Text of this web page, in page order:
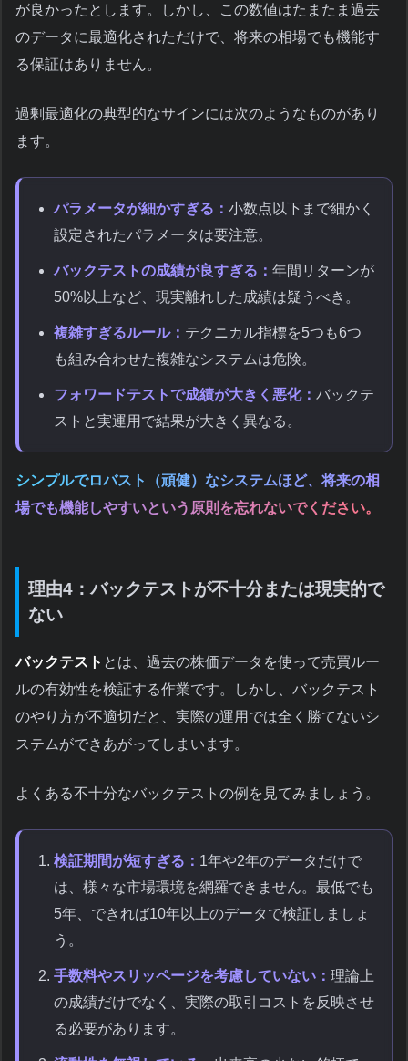
が良かったとします。しかし、この数値はたまたま過去
のデータに最適化されただけで、将来の相場でも機能す
る保証はありません。
過剰最適化の典型的なサインには次のようなものがあり
ます。
パラメータが細かすぎる： 小数点以下まで細かく
設定されたパラメータは要注意。
バックテストの成績が良すぎる： 年間リターンが
50%以上など、現実離れした成績は疑うべき。
複雑すぎるルール： テクニカル指標を5つも6つ
も組み合わせた複雑なシステムは危険。
フォワードテストで成績が大きく悪化： バックテ
ストと実運用で結果が大きく異なる。
シンプルでロバスト（頑健）なシステムほど、将来の相
場でも機能しやすいという原則を忘れないでください。
理由4：バックテストが不十分または現実的で
ない
バックテスト とは、過去の株価データを使って売買ルー
ルの有効性を検証する作業です。しかし、バックテスト
のやり方が不適切だと、実際の運用では全く勝てないシ
ステムができあがってしまいます。
よくある不十分なバックテストの例を見てみましょう。
検証期間が短すぎる： 1年や2年のデータだけで
は、様々な市場環境を網羅できません。最低でも
5年、できれば10年以上のデータで検証しましょ
う。
手数料やスリッページを考慮していない： 理論上
の成績だけでなく、実際の取引コストを反映させ
る必要があります。